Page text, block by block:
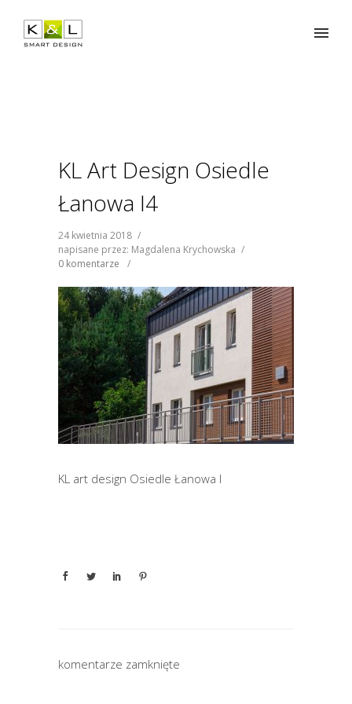
KL Art Design Osiedle
Łanowa I4
24 kwietnia 2018 /
napisane przez: Magdalena Krychowska /
0 komentarze
/
KL art design Osiedle Łanowa I
komentarze zamknięte